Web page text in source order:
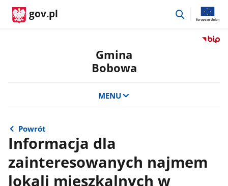
gov.pl
przejdź
Przejdź
Gmina
Bobowa
MENU
Powrót
Informacja dla
zainteresowanych najmem
lokali mieszkalnych w